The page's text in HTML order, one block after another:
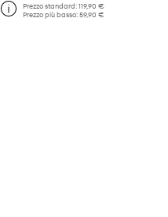
Prezzo standard:119,90 €
Prezzo più basso:59,90 €